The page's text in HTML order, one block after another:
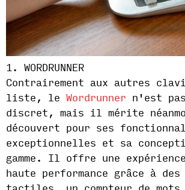
1. WORDRUNNER
Contrairement aux autres
liste, le Wordrunner n'est pas
discret, mais il mérite
découvert pour ses
exceptionnelles et sa
gamme. Il offre une
haute performance grâce à des